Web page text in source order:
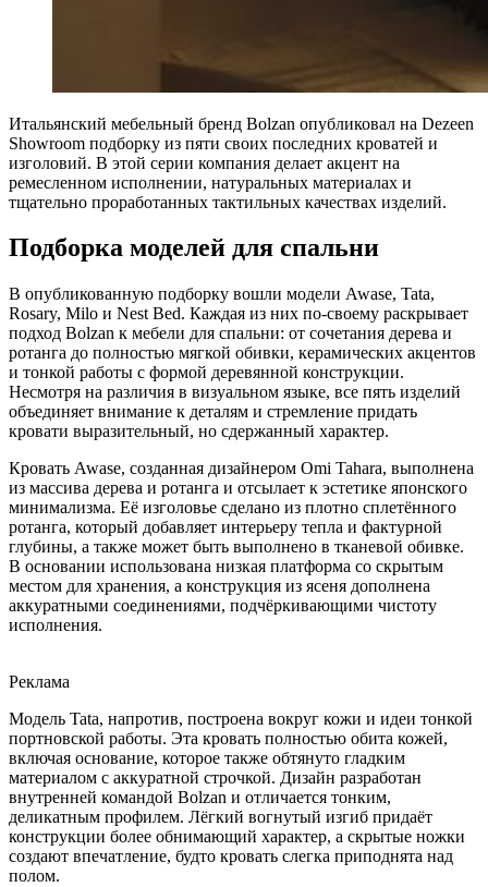
Итальянский мебельный бренд Bolzan опубликовал на Dezeen
Showroom подборку из пяти своих последних кроватей и
изголовий. В этой серии компания делает акцент на
ремесленном исполнении, натуральных материалах и
тщательно проработанных тактильных качествах изделий.
Подборка моделей для спальни
В опубликованную подборку вошли модели Awase, Tata,
Rosary, Milo и Nest Bed. Каждая из них по-своему раскрывает
подход Bolzan к мебели для спальни: от сочетания дерева и
ротанга до полностью мягкой обивки, керамических акцентов
и тонкой работы с формой деревянной конструкции.
Несмотря на различия в визуальном языке, все пять изделий
объединяет внимание к деталям и стремление придать
кровати выразительный, но сдержанный характер.
Кровать Awase, созданная дизайнером Omi Tahara, выполнена
из массива дерева и ротанга и отсылает к эстетике японского
минимализма. Её изголовье сделано из плотно сплетённого
ротанга, который добавляет интерьеру тепла и фактурной
глубины, а также может быть выполнено в тканевой обивке.
В основании использована низкая платформа со скрытым
местом для хранения, а конструкция из ясеня дополнена
аккуратными соединениями, подчёркивающими чистоту
исполнения.
Реклама
Модель Tata, напротив, построена вокруг кожи и идеи тонкой
портновской работы. Эта кровать полностью обита кожей,
включая основание, которое также обтянуто гладким
материалом с аккуратной строчкой. Дизайн разработан
внутренней командой Bolzan и отличается тонким,
деликатным профилем. Лёгкий вогнутый изгиб придаёт
конструкции более обнимающий характер, а скрытые ножки
создают впечатление, будто кровать слегка приподнята над
полом.